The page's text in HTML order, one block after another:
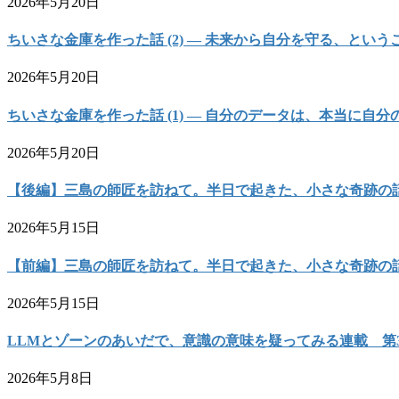
ちいさな金庫を作った話 (2) — 未来から自分を守る、という
2026年5月20日
ちいさな金庫を作った話 (1) — 自分のデータは、本当に自分
2026年5月20日
【後編】三島の師匠を訪ねて。半日で起きた、小さな奇跡の
2026年5月15日
【前編】三島の師匠を訪ねて。半日で起きた、小さな奇跡の
2026年5月15日
LLMとゾーンのあいだで、意識の意味を疑ってみる連載 第
2026年5月8日